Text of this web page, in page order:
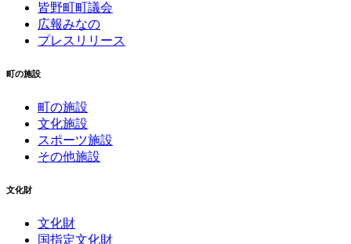
皆野町町議会
広報みなの
プレスリリース
町の施設
町の施設
文化施設
スポーツ施設
その他施設
文化財
文化財
国指定文化財